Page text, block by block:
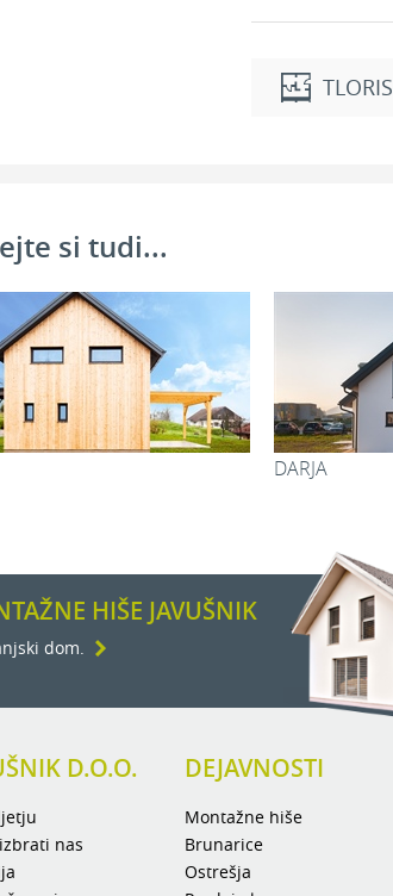
TLORIS
Soba:
Kopalnica:
Vetrolov:
Skupaj:
si tudi...
HIŠE JAVUŠNIK
dom.
D.O.O.
nas
DEJAVNOSTI
Montažne hiše
Brunarice
Ostrešja